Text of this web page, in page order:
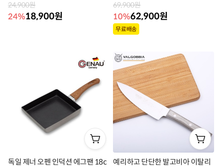
24,900원
24%18,900원
69,900원
10%62,900원
상
라
벨
무료배송
독일 제너 오펜 인덕션 에그팬 18c
예리하고 단단한 발고비아 이탈리